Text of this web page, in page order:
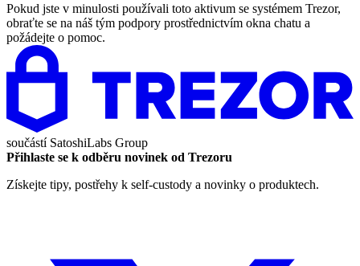
Pokud jste v minulosti používali toto aktivum se systémem Trezor,
obraťte se na náš tým podpory prostřednictvím okna chatu a
požádejte o pomoc.
součástíSatoshiLabs Group
Přihlaste se k odběru novinek od Trezoru
Získejte tipy, postřehy k self-custody a novinky o produktech.